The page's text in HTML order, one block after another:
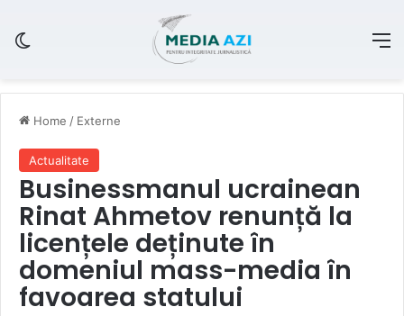
Home / Externe
Actualitate
Businessmanul ucrainean
Rinat Ahmetov renunță la
licențele deținute în
domeniul mass-media în
favoarea statului